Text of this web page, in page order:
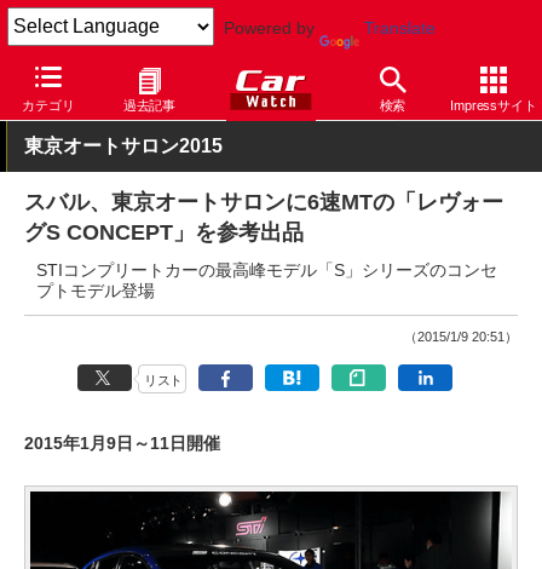
Powered by Translate
カテゴリ 過去記事 検索 Impressサイト
Car Watch 自動車 スバル コンセプトカー
東京オートサロン2015
スバル、東京オートサロンに6速MTの「レヴォー
グS CONCEPT」を参考出品
STIコンプリートカーの最高峰モデル「S」シリーズのコンセ
プトモデル登場
（2015/1/9 20:51）
リスト
2015年1月9日～11日開催